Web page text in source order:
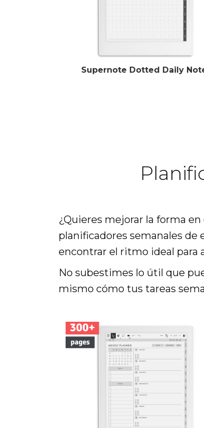
Supernote Dotted Daily
¿Quieres mejorar la forma
planificadores semanales
encontrar el ritmo ideal para
No subestimes lo útil que
mismo cómo tus tareas